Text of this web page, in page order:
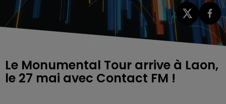
Le Monumental Tour arrive à Laon,
le 27 mai avec Contact FM !